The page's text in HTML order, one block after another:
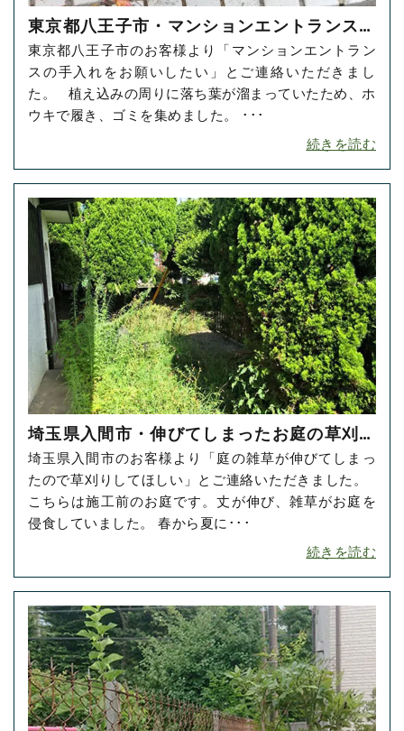
東京都八王子市・マンションエントランスの
お掃除をご依頼いただきました！
東京都八王子市のお客様より「マンションエントラン
スの手入れをお願いしたい」とご連絡いただきまし
た。 植え込みの周りに落ち葉が溜まっていたため、ホ
ウキで履き、ゴミを集めました。 ･･･
続きを読む
埼玉県入間市・伸びてしまったお庭の草刈り
をご依頼いただきました！
埼玉県入間市のお客様より「庭の雑草が伸びてしまっ
たので草刈りしてほしい」とご連絡いただきました。
こちらは施工前のお庭です。丈が伸び、雑草がお庭を
侵食していました。 春から夏に･･･
続きを読む